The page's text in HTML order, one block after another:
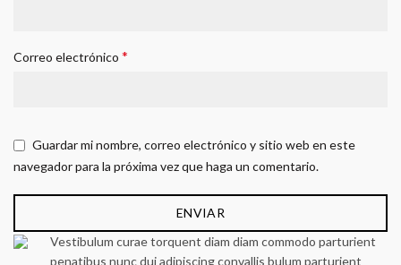
Correo electrónico *
Guardar mi nombre, correo electrónico y sitio web en este
navegador para la próxima vez que haga un comentario.
Vestibulum curae torquent diam diam commodo parturient
penatibus nunc dui adipiscing convallis bulum parturient